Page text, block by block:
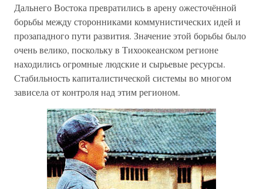
Дальнего Востока превратились в арену ожесточённой
борьбы между сторонниками коммунистических идей и
прозападного пути развития. Значение этой борьбы было
очень велико, поскольку в Тихоокеанском регионе
находились огромные людские и сырьевые ресурсы.
Стабильность капиталистической системы во многом
зависела от контроля над этим регионом.